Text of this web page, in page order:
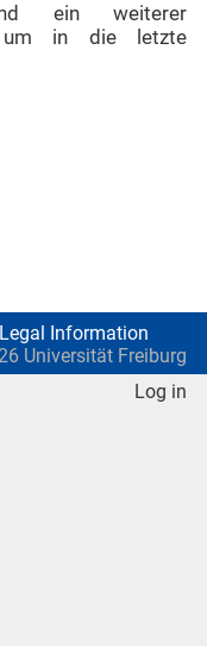
ein weiterer
in die letzte
Legal Information
Universität Freiburg
Log in